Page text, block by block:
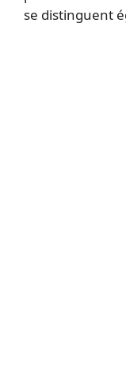
se distinguent